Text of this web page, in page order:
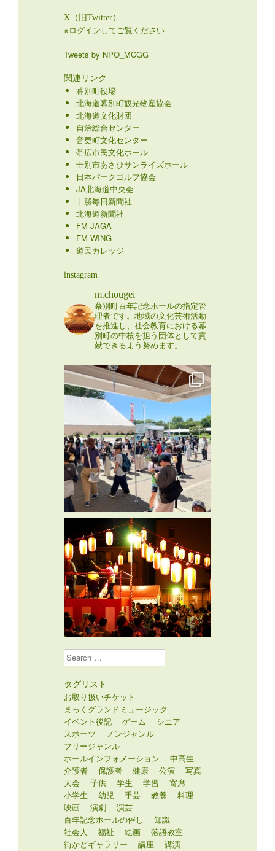
X（旧Twitter）
※ログインしてご覧ください
Tweets by NPO_MCGG
関連リンク
幕別町役場
北海道幕別町観光物産協会
北海道文化財団
自治総合センター
音更町文化センター
帯広市民文化ホール
士別市あさひサンライズホール
日本パークゴルフ協会
JA北海道中央会
十勝毎日新聞社
北海道新聞社
FM JAGA
FM WING
道民カレッジ
instagram
m.chougei
幕別町百年記念ホールの指定管
理者です。地域の文化芸術活動
を推進し、社会教育における幕
別町の中核を担う団体として貢
献できるよう努めます。
Search
タグリスト
お取り扱いチケット
まっくグランドミュージック
イベント後記
ゲーム
シニア
スポーツ
ノンジャンル
フリージャンル
ホールインフォメーション
中高生
介護者
保護者 健康 公演
写真
大会
子供 学生 学習
寄席
小学生
幼児 手芸 教養
料理
映画
演劇
演芸
百年記念ホールの催し
知識
社会人
福祉 絵画
落語教室
街かどギャラリー
講座
講演